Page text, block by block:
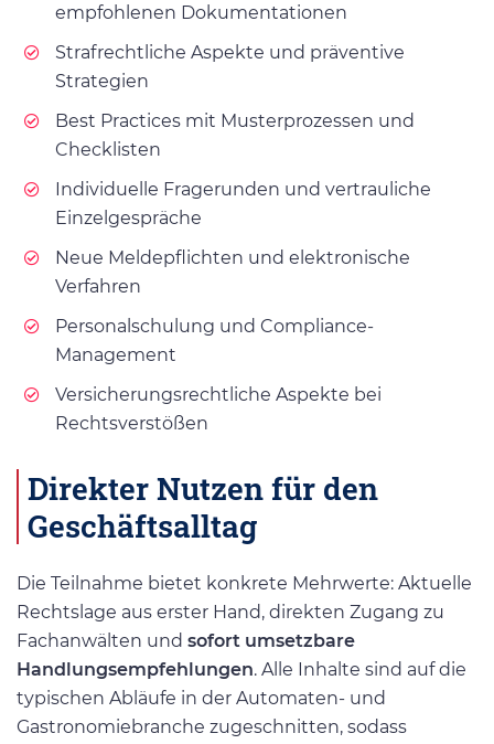
empfohlenen Dokumentationen
Strafrechtliche Aspekte und präventive
Strategien
Best Practices mit Musterprozessen und
Checklisten
Individuelle Fragerunden und vertrauliche
Einzelgespräche
Neue Meldepflichten und elektronische
Verfahren
Personalschulung und Compliance-
Management
Versicherungsrechtliche Aspekte bei
Rechtsverstößen
Direkter Nutzen für den
Geschäftsalltag
Die Teilnahme bietet konkrete Mehrwerte: Aktuelle
Rechtslage aus erster Hand, direkten Zugang zu
Fachanwälten und sofort umsetzbare
Handlungsempfehlungen. Alle Inhalte sind auf die
typischen Abläufe in der Automaten- und
Gastronomiebranche zugeschnitten, sodass